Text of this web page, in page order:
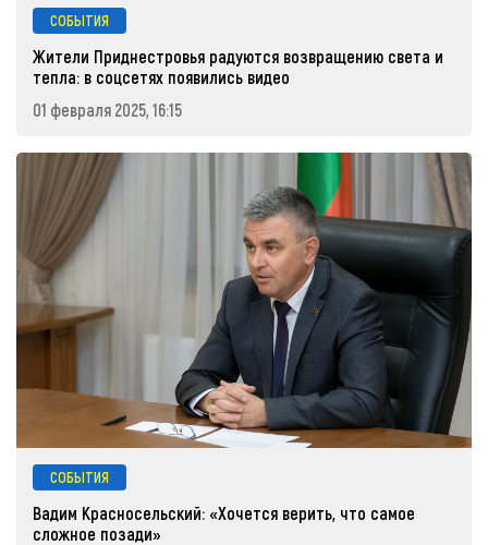
СОБЫТИЯ
Жители Приднестровья радуются возвращению света и
тепла: в соцсетях появились видео
01 февраля 2025, 16:15
СОБЫТИЯ
Вадим Красносельский: «Хочется верить, что самое
сложное позади»